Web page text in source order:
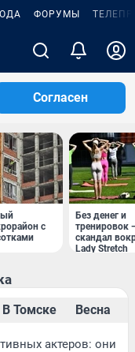
ФОРУМЫ
Согласен
с
Без денег и
тренировок
скандал
Lady Stretch
В Томске Весна
актеров: они